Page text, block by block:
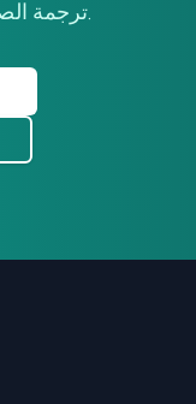
ترجمة الصوت بالذكاء الاصطناعي لدينا.